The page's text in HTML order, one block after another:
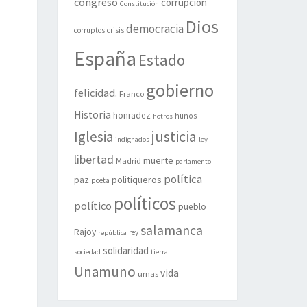
Constitución
corruptos crisis democracia Dios
España Estado
felicidad. Franco gobierno
Historia honradez hotros hunos
Iglesia indignados justicia ley
libertad Madrid muerte parlamento
paz poeta politiqueros política
político políticos pueblo
Rajoy república rey salamanca
sociedad solidaridad tierra
Unamuno urnas vida